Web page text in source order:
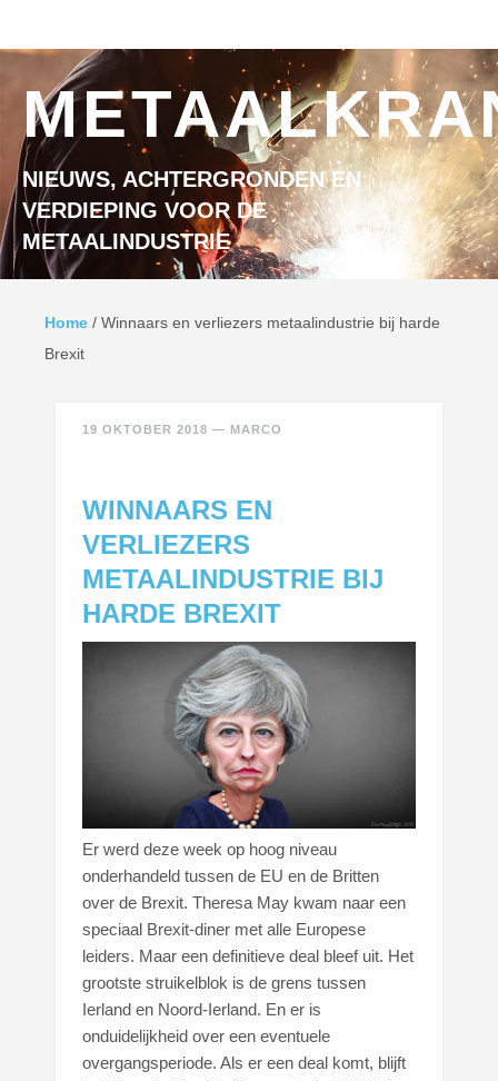
NIEUWS, ACHTERGRONDEN EN
VERDIEPING VOOR DE
METAALINDUSTRIE
Home / Winnaars en verliezers metaalindustrie bij harde
Brexit
19 OKTOBER 2018 — MARCO
WINNAARS EN
VERLIEZERS
METAALINDUSTRIE BIJ
HARDE BREXIT
Er werd deze week op hoog niveau
onderhandeld tussen de EU en de Britten
over de Brexit. Theresa May kwam naar een
speciaal Brexit-diner met alle Europese
leiders. Maar een definitieve deal bleef uit. Het
grootste struikelblok is de grens tussen
Ierland en Noord-Ierland. En er is
onduidelijkheid over een eventuele
overgangsperiode. Als er een deal komt, blijft